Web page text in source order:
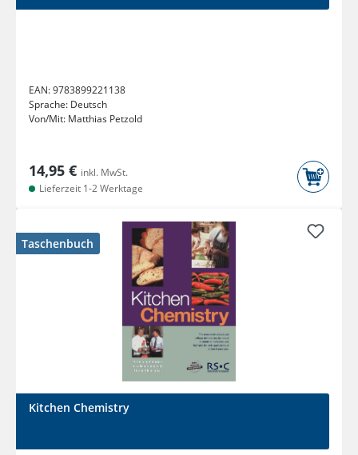
EAN:9783899221138
Sprache: Deutsch
Von/Mit: Matthias Petzold
14,95 € inkl. MwSt.
Lieferzeit 1-2 Werktage
Taschenbuch
Kitchen Chemistry